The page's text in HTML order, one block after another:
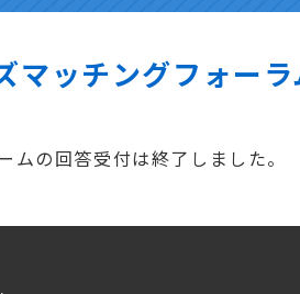
マッチングフォー
ムの回答受付は終了しました。